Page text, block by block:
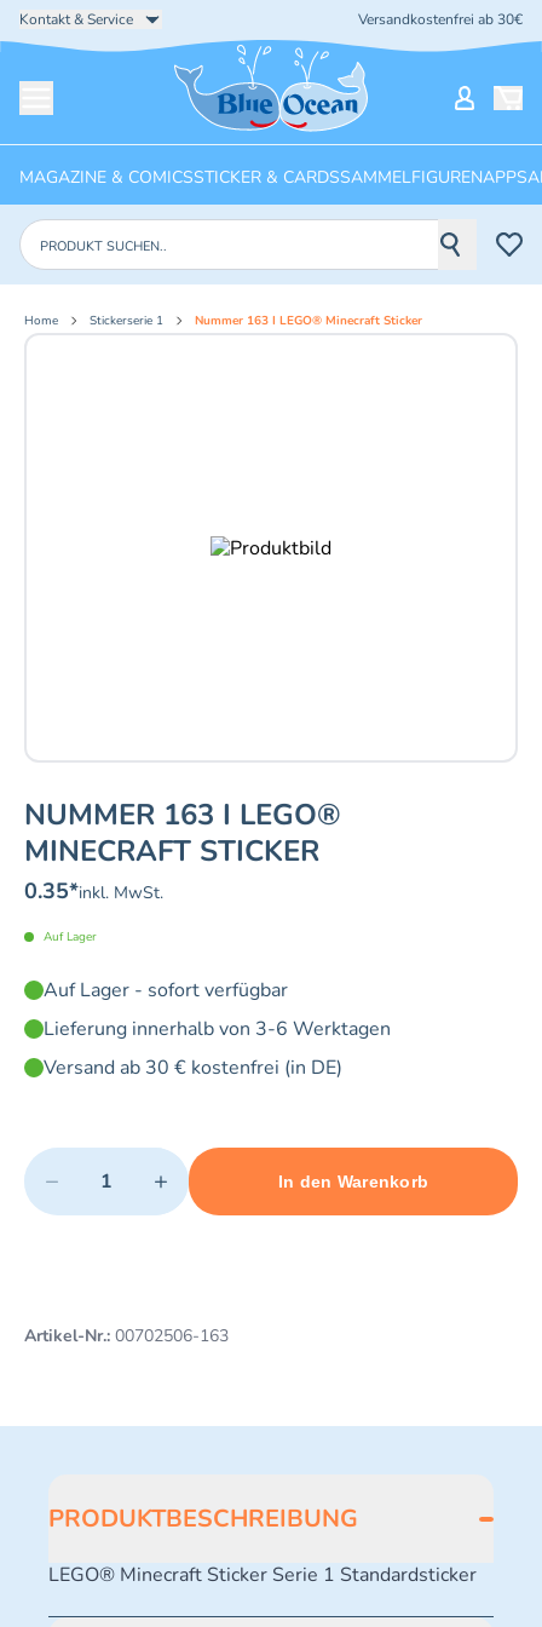
Kontakt & Service Versandkostenfrei ab 30€
Startseite
MAGAZINE & COMICSSTICKER & CARDSSAMMELFIGURENAPPS
Produkte suchen
Home Stickerserie 1 Nummer 163 I LEGO® Minecraft Sticker
NUMMER 163 I LEGO®
MINECRAFT STICKER
0.35*inkl. MwSt.
Auf Lager
Auf Lager - sofort verfügbar
Lieferung innerhalb von 3-6 Werktagen
Versand ab 30 € kostenfrei (in DE)
Quantity
− +
Minimum quantity: 1 Maximum quantity: 3
In den Warenkorb
Add 1 item to cart
Artikel-Nr.: 00702506-163
PRODUKTBESCHREIBUNG
LEGO® Minecraft Sticker Serie 1 Standardsticker